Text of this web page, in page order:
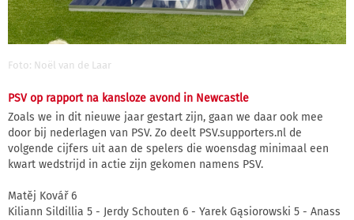
Foto: Noël van de Laar
PSV op rapport na kansloze avond in Newcastle
Zoals we in dit nieuwe jaar gestart zijn, gaan we daar ook mee
door bij nederlagen van PSV. Zo deelt PSV.supporters.nl de
volgende cijfers uit aan de spelers die woensdag minimaal een
kwart wedstrijd in actie zijn gekomen namens PSV.
Matěj Kovář 6
Kiliann Sildillia 5 - Jerdy Schouten 6 - Yarek Gąsiorowski 5 - Anass